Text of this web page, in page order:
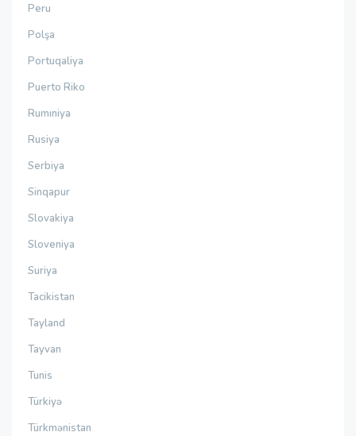
Peru
Polşa
Portuqaliya
Puerto Riko
Rumıniya
Rusiya
Serbiya
Sinqapur
Slovakiya
Sloveniya
Suriya
Tacikistan
Tayland
Tayvan
Tunis
Türkiyə
Türkmənistan